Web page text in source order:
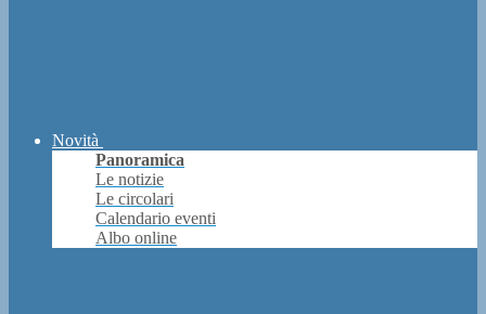
Novità
Panoramica
Le notizie
Le circolari
Calendario eventi
Albo online